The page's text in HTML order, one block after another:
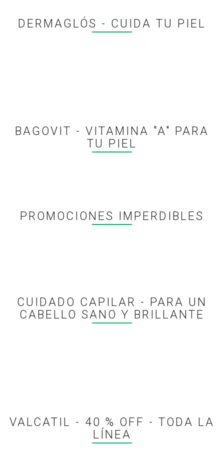
DERMAGLÓS - CUIDA TU PIEL
BAGOVIT - VITAMINA "A" PARA
TU PIEL
PROMOCIONES IMPERDIBLES
CUIDADO CAPILAR - PARA UN
CABELLO SANO Y BRILLANTE
VALCATIL - 40 % OFF - TODA LA
LÍNEA